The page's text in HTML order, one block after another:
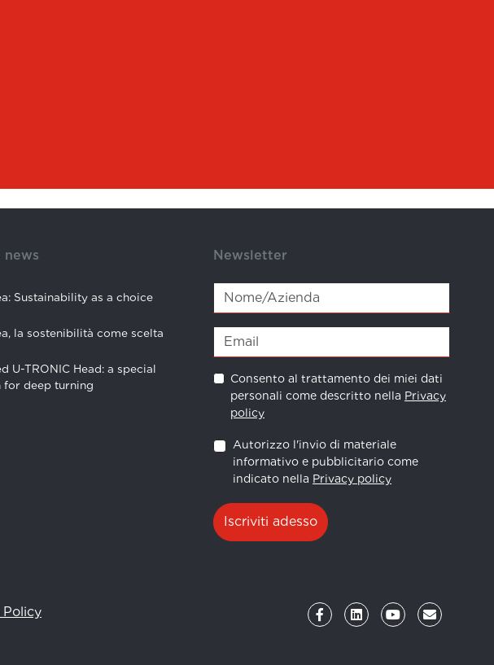
news
Sustainability as a choice
la sostenibilità come scelta
U-TRONIC Head: a special
for deep turning
Newsletter
Consento al trattamento dei miei dati
personali come descritto nella Privacy
policy
Autorizzo l'invio di materiale
informativo e pubblicitario come
indicato nella Privacy policy
Iscriviti adesso
Policy